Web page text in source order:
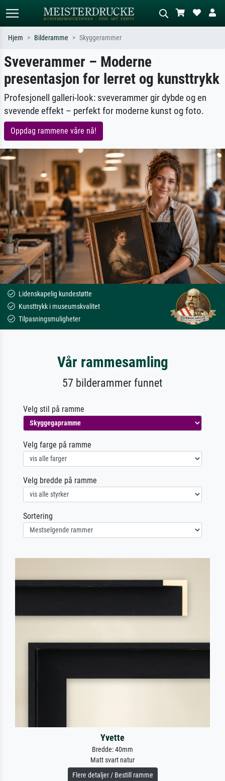
Standardsøk
Søk etter kunstner, tittel eller stil – for
eksempel Monet, Stjernenatt,
impresjonisme, Hokusai-bølgen, akt.
Beskriv scenen – for eksempel grønn
eng, abstrakt med mye rødt, mørkt
oljemaleri, stående akt ved et tre.
Hjem Bilderamme Skyggerammer
Sveverammer – Moderne
presentasjon for lerret og kunsttrykk
Profesjonell galleri-look: sveverammer gir dybde og en
svevende effekt – perfekt for moderne kunst og foto.
Oppdag rammene våre nå!
Lidenskapelig kundestøtte
Kunsttrykk i museumskvalitet
Tilpasningsmuligheter
Vår rammesamling
57 bilderammer funnet
Velg stil på ramme
Velg farge på ramme
Velg bredde på ramme
Sortering
Yvette
Bredde: 40mm
Matt svart natur
Flere detaljer / Bestill ramme